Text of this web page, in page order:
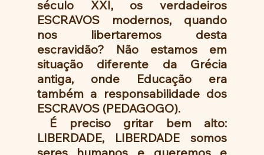
século XXI, os verdadeiros
ESCRAVOS modernos, quando
nos libertaremos desta
escravidão? Não estamos em
situação diferente da Grécia
antiga, onde Educação era
também a responsabilidade dos
ESCRAVOS (PEDAGOGO).
LIBERDADE, LIBERDADE somos